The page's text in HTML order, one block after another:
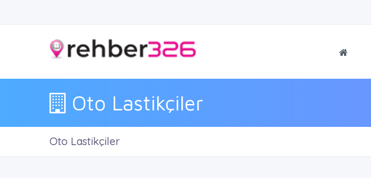
Oto Lastikçiler
Oto Lastikçiler